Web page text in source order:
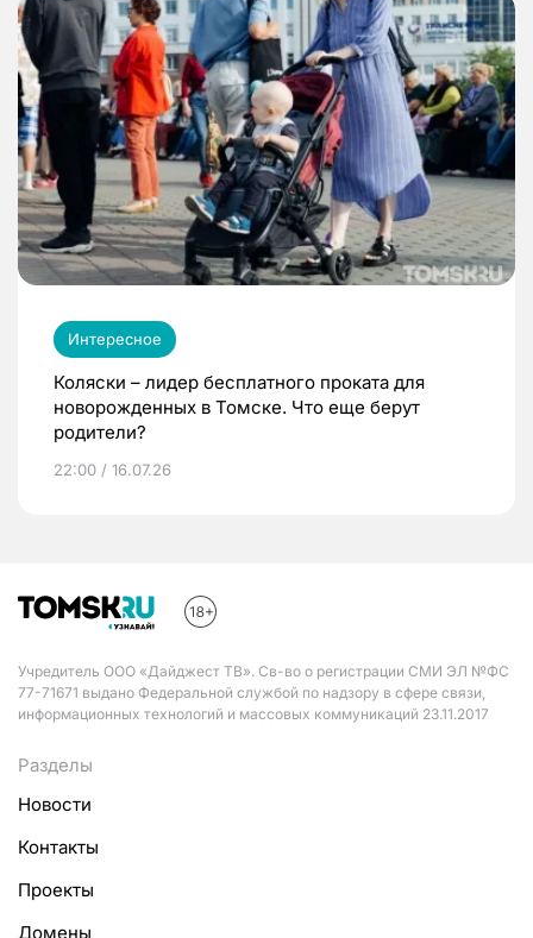
Интересное
Коляски – лидер бесплатного проката для
новорожденных в Томске. Что еще берут
родители?
22:00 / 16.07.26
Учредитель ООО «Дайджест ТВ». Св-во о регистрации СМИ ЭЛ №ФС
77-71671 выдано Федеральной службой по надзору в сфере связи,
информационных технологий и массовых коммуникаций 23.11.2017
Разделы
Новости
Контакты
Проекты
Домены